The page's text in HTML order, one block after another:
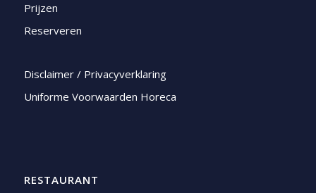
Prijzen
Reserveren
Disclaimer / Privacyverklaring
Uniforme Voorwaarden Horeca
RESTAURANT